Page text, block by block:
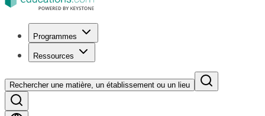
Programmes
Ressources
Rechercher une matière, un établissement ou un lieu